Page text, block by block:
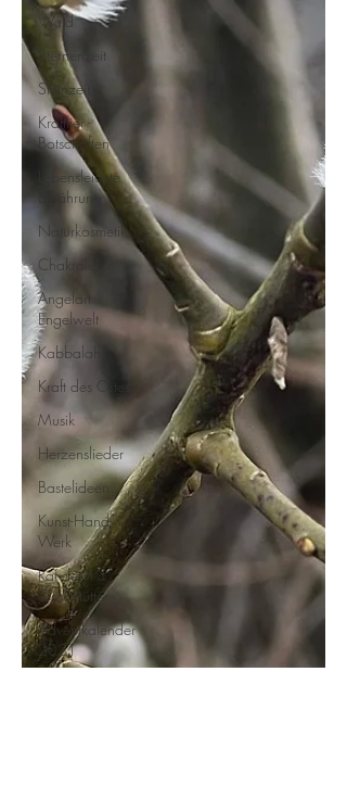
Wald
Sternenzeit
Steinzeit
Krafttier -
Botschaften
Lebensleichte
Ernährung
Naturkosmetik
Chakralehre
Angelart -
Engelwelt
Kabbalah
Kraft des Ortes
Musik
Herzenslieder
Bastelideen
Kunst-Hand-
Werk
Rat der 13
Großmütter
Adventkalender
2021